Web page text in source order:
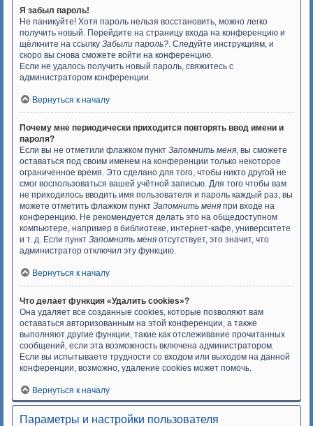
Я забыл пароль!
Не паникуйте! Хотя пароль нельзя восстановить, можно легко
получить новый. Перейдите на страницу входа на конференцию и
щёлкните на ссылку Забыли пароль?. Следуйте инструкциям, и
скоро вы снова сможете войти на конференцию.
Если не удалось получить новый пароль, свяжитесь с
администратором конференции.
Вернуться к началу
Почему мне периодически приходится повторять ввод имени и
пароля?
Если вы не отметили флажком пункт Запомнить меня, вы сможете
оставаться под своим именем на конференции только некоторое
ограниченное время. Это сделано для того, чтобы никто другой не
смог воспользоваться вашей учётной записью. Для того чтобы вам
не приходилось вводить имя пользователя и пароль каждый раз, вы
можете отметить флажком пункт Запомнить меня при входе на
конференцию. Не рекомендуется делать это на общедоступном
компьютере, например в библиотеке, интернет-кафе, университете
и т. д. Если пункт Запомнить меня отсутствует, это значит, что
администратор отключил эту функцию.
Вернуться к началу
Что делает функция «Удалить cookies»?
Она удаляет все созданные cookies, которые позволяют вам
оставаться авторизованным на этой конференции, а также
выполняют другие функции, такие как отслеживание прочитанных
сообщений, если эта возможность включена администратором.
Если вы испытываете трудности со входом или выходом на данной
конференции, возможно, удаление cookies может помочь.
Вернуться к началу
Параметры и настройки пользователя